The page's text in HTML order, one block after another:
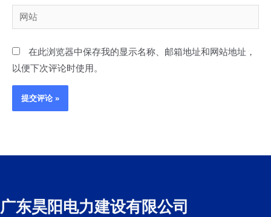
邮
箱
网
站
在此浏览器中保存我的显示名称、邮箱地址和网站地址，
以便下次评论时使用。
广东昊阳电力建设有限公司